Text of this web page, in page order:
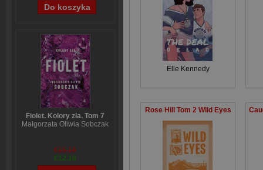
Fiolet. Kolory zła. Tom 7
Małgorzata Oliwia Sobczak
€15,16
€12,18
Elle Kennedy
Rose Hill Tom 2 Wild Eyes